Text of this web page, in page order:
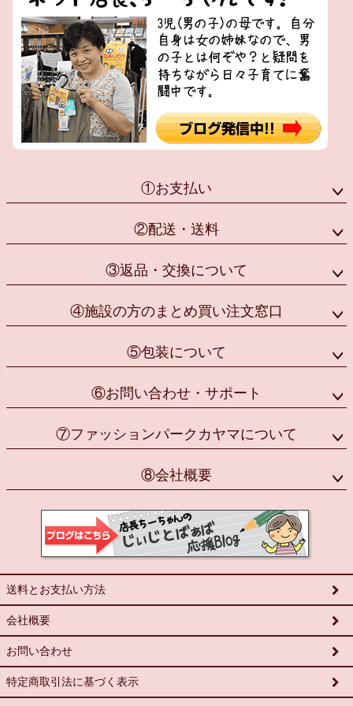
①お支払い
②配送・送料
③返品・交換について
④施設の方のまとめ買い注文窓口
⑤包装について
⑥お問い合わせ・サポート
⑦ファッションパークカヤマについて
⑧会社概要
送料とお支払い方法
会社概要
お問い合わせ
特定商取引法に基づく表示